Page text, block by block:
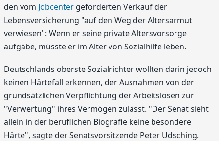
den vom Jobcenter geforderten Verkauf der
Lebensversicherung "auf den Weg der Altersarmut
verwiesen": Wenn er seine private Altersvorsorge
aufgäbe, müsste er im Alter von Sozialhilfe leben.
Deutschlands oberste Sozialrichter wollten darin jedoch
keinen Härtefall erkennen, der Ausnahmen von der
grundsätzlichen Verpflichtung der Arbeitslosen zur
"Verwertung" ihres Vermögen zulässt. "Der Senat sieht
allein in der beruflichen Biografie keine besondere
Härte", sagte der Senatsvorsitzende Peter Udsching.